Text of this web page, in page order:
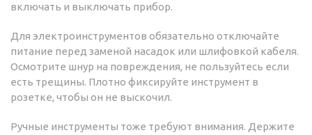
включать и выключать прибор.
Для электроинструментов обязательно отключайте
питание перед заменой насадок или шлифовкой кабеля.
Осмотрите шнур на повреждения, не пользуйтесь если
есть трещины. Плотно фиксируйте инструмент в
розетке, чтобы он не выскочил.
Ручные инструменты тоже требуют внимания. Держите